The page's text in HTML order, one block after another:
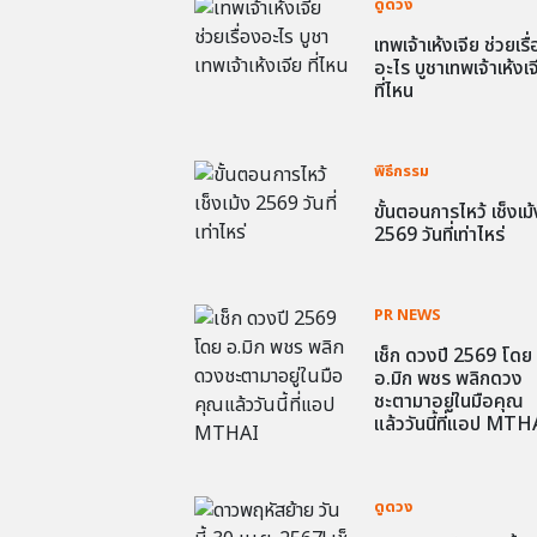
เทพเจ้าเห้งเจีย ช่วยเ
อะไร บูชาเทพเจ้าเห้งเ
ที่ไหน
พิธีกรรม
ขั้นตอนการไหว้ เช็งเ
2569 วันที่เท่าไหร่
PR NEWS
เช็ก ดวงปี 2569 โดย
อ.มิก พชร พลิกดวง
ชะตามาอยู่ในมือคุณ
แล้ววันนี้ที่แอป
ดูดวง